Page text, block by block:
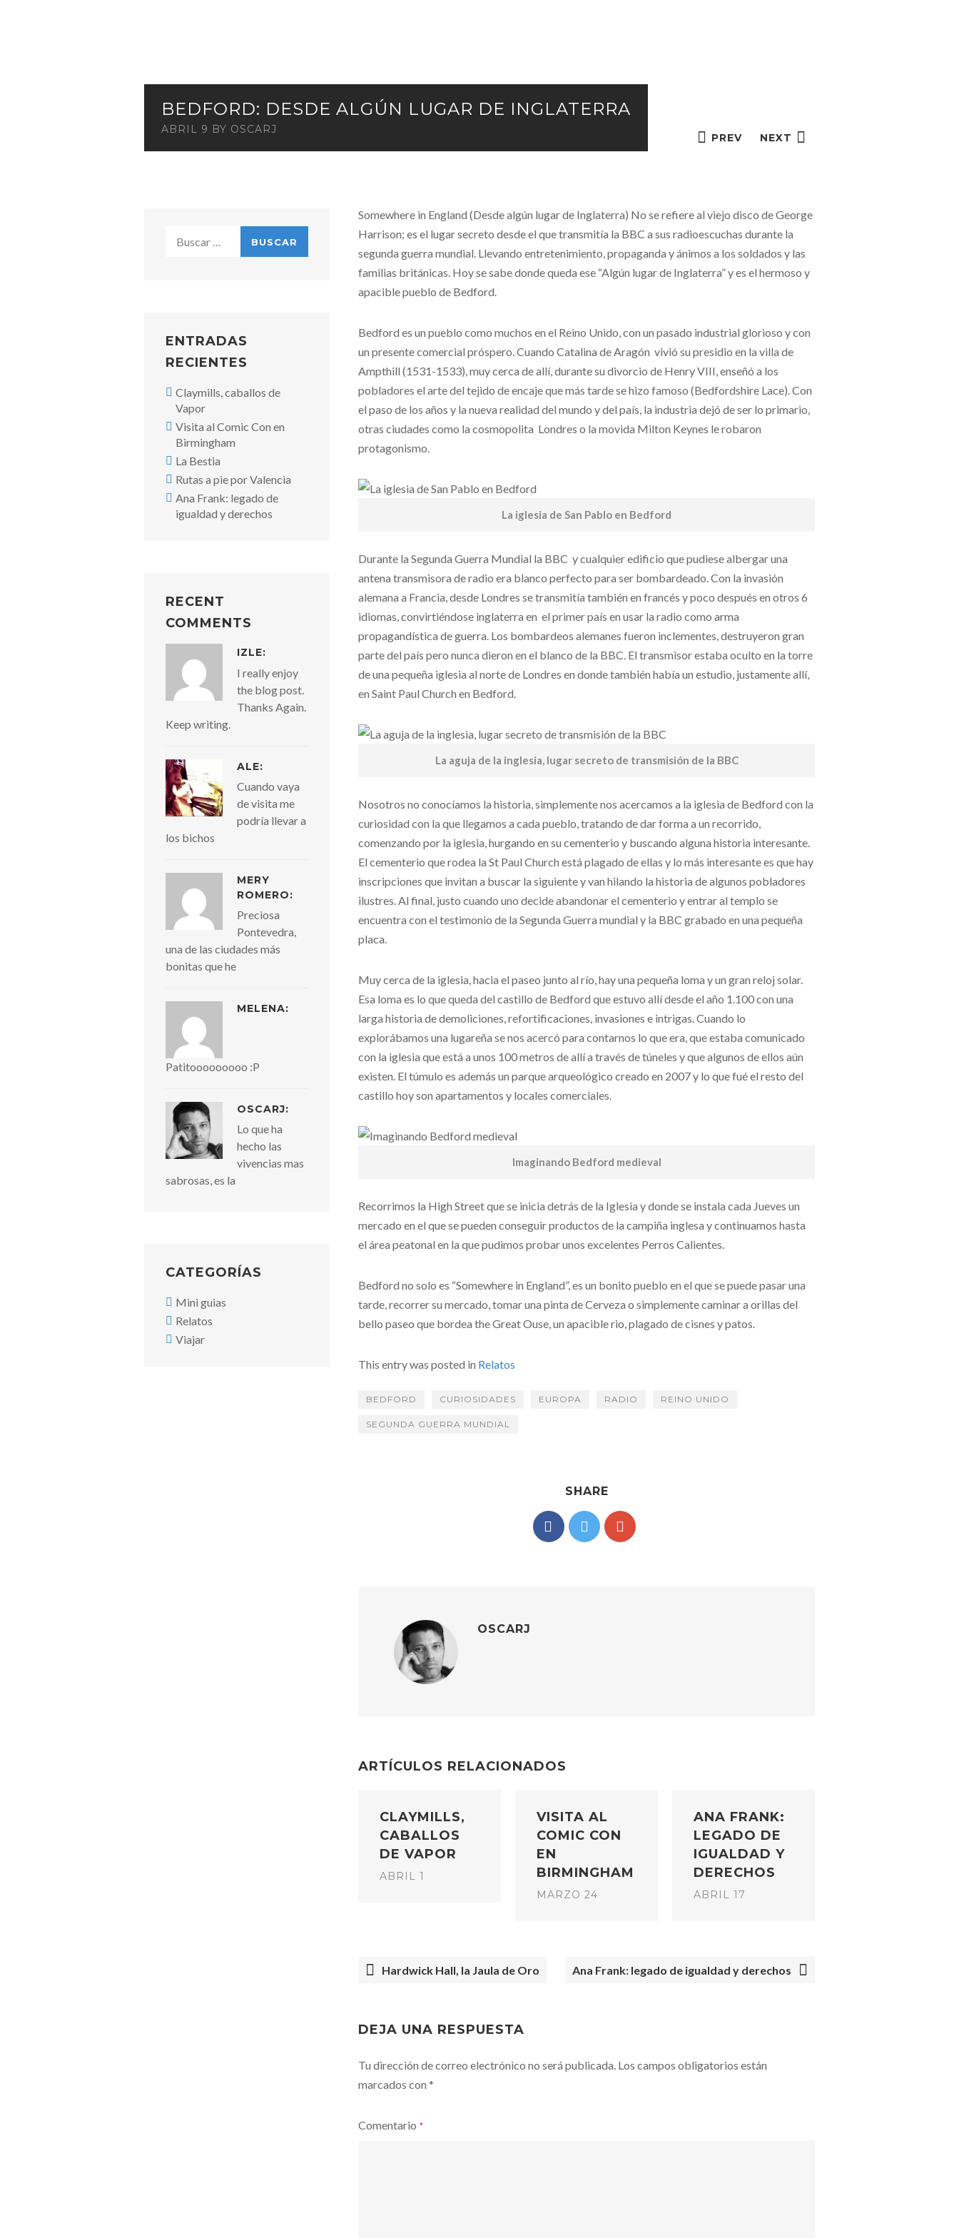
PREV NEXT
BEDFORD: DESDE ALGÚN LUGAR DE INGLATERRA
ABRIL 9 BY OSCARJ
Somewhere in England (Desde algún lugar de Inglaterra) No se refiere al viejo disco de George
Harrison; es el lugar secreto desde el que transmitía la BBC a sus radioescuchas durante la
segunda guerra mundial. Llevando entretenimiento, propaganda y ánimos a los soldados y las
familias británicas. Hoy se sabe donde queda ese “Algún lugar de Inglaterra” y es el hermoso y
apacible pueblo de Bedford.
Bedford es un pueblo como muchos en el Reino Unido, con un pasado industrial glorioso y con
un presente comercial próspero. Cuando Catalina de Aragón vivió su presidio en la villa de
Ampthill (1531-1533), muy cerca de allí, durante su divorcio de Henry VIII, enseñó a los
pobladores el arte del tejido de encaje que más tarde se hizo famoso (Bedfordshire Lace). Con
el paso de los años y la nueva realidad del mundo y del país, la industria dejó de ser lo primario,
otras ciudades como la cosmopolita Londres o la movida Milton Keynes le robaron
protagonismo.
La iglesia de San Pablo en Bedford
Durante la Segunda Guerra Mundial la BBC y cualquier edificio que pudiese albergar una
antena transmisora de radio era blanco perfecto para ser bombardeado. Con la invasión
alemana a Francia, desde Londres se transmitía también en francés y poco después en otros 6
idiomas, convirtiéndose inglaterra en el primer país en usar la radio como arma
propagandística de guerra. Los bombardeos alemanes fueron inclementes, destruyeron gran
parte del país pero nunca dieron en el blanco de la BBC. El transmisor estaba oculto en la torre
de una pequeña iglesia al norte de Londres en donde también había un estudio, justamente allí,
en Saint Paul Church en Bedford.
La aguja de la inglesia, lugar secreto de transmisión de la BBC
Nosotros no conocíamos la historia, simplemente nos acercamos a la iglesia de Bedford con la
curiosidad con la que llegamos a cada pueblo, tratando de dar forma a un recorrido,
comenzando por la iglesia, hurgando en su cementerio y buscando alguna historia interesante.
El cementerio que rodea la St Paul Church está plagado de ellas y lo más interesante es que hay
inscripciones que invitan a buscar la siguiente y van hilando la historia de algunos pobladores
ilustres. Al final, justo cuando uno decide abandonar el cementerio y entrar al templo se
encuentra con el testimonio de la Segunda Guerra mundial y la BBC grabado en una pequeña
placa.
Muy cerca de la iglesia, hacia el paseo junto al río, hay una pequeña loma y un gran reloj solar.
Esa loma es lo que queda del castillo de Bedford que estuvo allí desde el año 1.100 con una
larga historia de demoliciones, refortificaciones, invasiones e intrigas. Cuando lo
explorábamos una lugareña se nos acercó para contarnos lo que era, que estaba comunicado
con la iglesia que está a unos 100 metros de allí a través de túneles y que algunos de ellos aún
existen. El túmulo es además un parque arqueológico creado en 2007 y lo que fué el resto del
castillo hoy son apartamentos y locales comerciales.
Imaginando Bedford medieval
Recorrimos la High Street que se inicia detrás de la Iglesia y donde se instala cada Jueves un
mercado en el que se pueden conseguir productos de la campiña inglesa y continuamos hasta
el área peatonal en la que pudimos probar unos excelentes Perros Calientes.
Bedford no solo es “Somewhere in England”, es un bonito pueblo en el que se puede pasar una
tarde, recorrer su mercado, tomar una pinta de Cerveza o simplemente caminar a orillas del
bello paseo que bordea the Great Ouse, un apacible rio, plagado de cisnes y patos.
This entry was posted in Relatos
BEDFORD CURIOSIDADES EUROPA RADIO REINO UNIDO
SEGUNDA GUERRA MUNDIAL
SHARE
OSCARJ
ARTÍCULOS RELACIONADOS
CLAYMILLS,
CABALLOS
DE VAPOR
ABRIL 1
VISITA AL
COMIC CON
EN
BIRMINGHAM
MARZO 24
ANA FRANK:
LEGADO DE
IGUALDAD Y
DERECHOS
ABRIL 17
NAVIGATION
Hardwick Hall, la Jaula de Oro Ana Frank: legado de igualdad y derechos
DEJA UNA RESPUESTA
Tu dirección de correo electrónico no será publicada. Los campos obligatorios están
marcados con *
Comentario *
ENTRADAS
RECIENTES
Claymills, caballos de
Vapor
Visita al Comic Con en
Birmingham
La Bestia
Rutas a pie por Valencia
Ana Frank: legado de
igualdad y derechos
RECENT
COMMENTS
IZLE:
I really enjoy
the blog post.
Thanks Again.
Keep writing.
ALE:
Cuando vaya
de visita me
podría llevar a
los bichos
MERY
ROMERO:
Preciosa
Pontevedra,
una de las ciudades más
bonitas que he
MELENA:
Patitooooooooo :P
OSCARJ:
Lo que ha
hecho las
vivencias mas
sabrosas, es la
CATEGORÍAS
Mini guias
Relatos
Viajar